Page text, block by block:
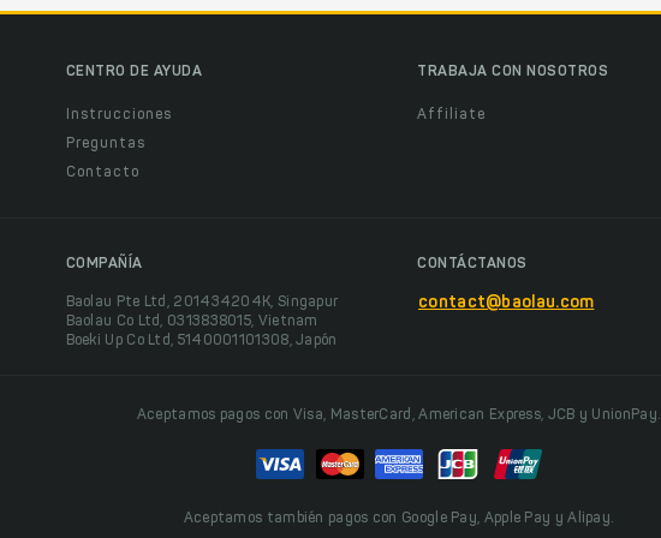
CENTRO DE AYUDA
Instrucciones
Preguntas
Contacto
TRABAJA CON NOSOTROS
Affiliate
COMPAÑÍA
Baolau Pte Ltd, 201434204K, Singapur
Baolau Co Ltd, 0313838015, Vietnam
Boeki Up Co Ltd, 5140001101308, Japón
CONTÁCTANOS
contact@baolau.com
Aceptamos pagos con Visa, MasterCard, American Express, JCB y UnionPay.
Aceptamos también pagos con Google Pay, Apple Pay y Alipay.